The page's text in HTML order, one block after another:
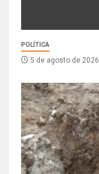
POLÍTICA
5 de agosto de 2026